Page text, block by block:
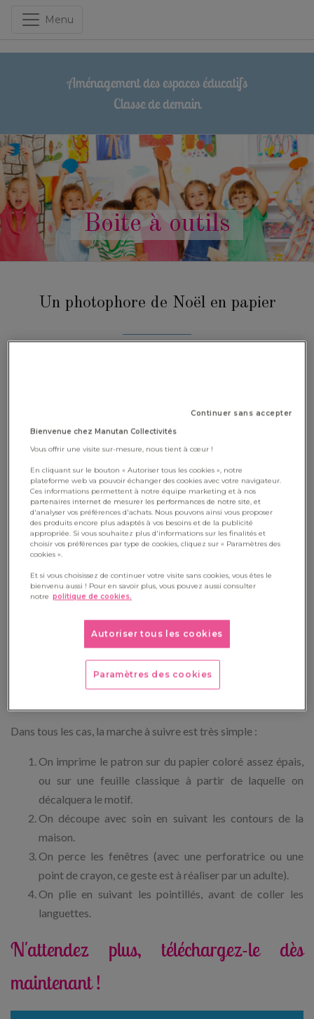
Menu
Aménagement des espaces éducatifs
Classe de demain
Boite à outils
Un photophore de Noël en papier
Le photophore, avec sa lumière douce et apaisante, c’est
c’est féérique. C’est aussi l’occasion d’un sympathique petit
maison. On y déposera une petite bougie Led, pour obtenir
jolie décoration de Noël, qui contribuera à
l’ambiance chaleureuse des fêtes. Pourquoi ne pas réaliser
Dans tous les cas, la marche à suivre est très simple :
On imprime le patron sur du papier coloré assez épais,
ou sur une feuille classique à partir de laquelle on
décalquera le motif.
On découpe avec soin en suivant les contours de la
maison.
On perce les fenêtres (avec une perforatrice ou une
point de crayon, ce geste est à réaliser par un adulte).
On plie en suivant les pointillés, avant de coller les
languettes.
N'attendez plus, téléchargez-le dès
maintenant !
Continuer sans accepter
Bienvenue chez Manutan Collectivités
Vous offrir une visite sur-mesure, nous tient à cœur !
En cliquant sur le bouton « Autoriser tous les cookies », notre
plateforme web va pouvoir échanger des cookies avec votre navigateur.
Ces informations permettent à notre équipe marketing et à nos
partenaires internet de mesurer les performances de notre site, et
d'analyser vos préférences d'achats. Nous pouvons ainsi vous proposer
des produits encore plus adaptés à vos besoins et de la publicité
appropriée. Si vous souhaitez plus d'informations sur les finalités et
choisir vos préférences par type de cookies, cliquez sur « Paramètres des
cookies ».
Et si vous choisissez de continuer votre visite sans cookies, vous êtes le
bienvenu aussi ! Pour en savoir plus, vous pouvez aussi consulter
notre politique de cookies.
Autoriser tous les cookies
Paramètres des cookies